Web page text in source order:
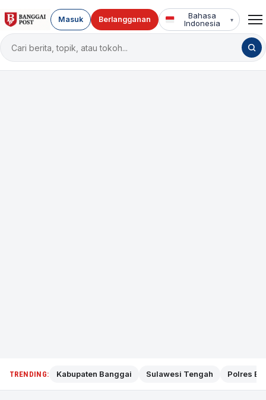
Cari
berita
Masuk Berlangganan
Bahasa
Indonesia
▾
TRENDING: Kabupaten Banggai Sulawesi Tengah Polres